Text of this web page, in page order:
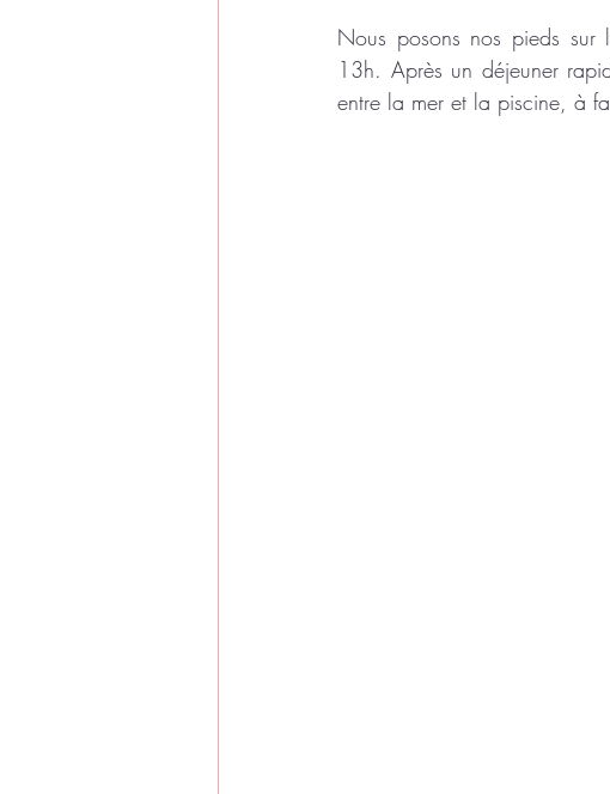
Nous posons nos pieds
13h. Après un déjeuner
entre la mer et la piscine, à